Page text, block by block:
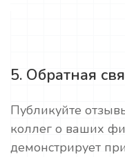
5. Обратная
Публикуйте
коллег о ваших
демонстрирует